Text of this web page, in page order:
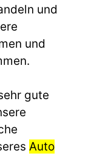
und
und
gute
Auto